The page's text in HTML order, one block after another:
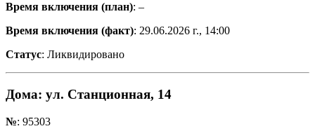
Время включения (план): –
Время включения (факт): 29.06.2026 г., 14:00
Статус: Ликвидировано
Дома: ул. Станционная, 14
№: 95303